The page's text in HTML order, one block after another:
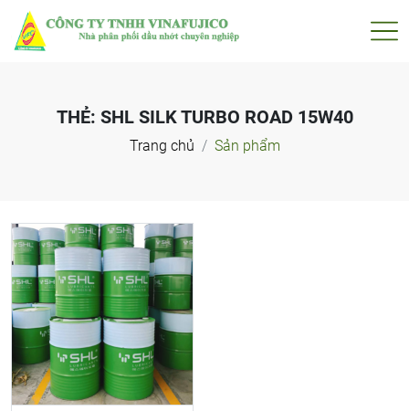
THẺ: SHL SILK TURBO ROAD 15W40
Trang chủ Sản phẩm